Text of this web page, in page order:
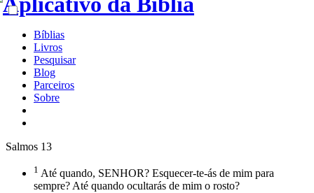
Bíblias
Livros
Pesquisar
Blog
Parceiros
Sobre
Salmos 13
1 Até quando, SENHOR? Esquecer-te-ás de mim para
sempre? Até quando ocultarás de mim o rosto?